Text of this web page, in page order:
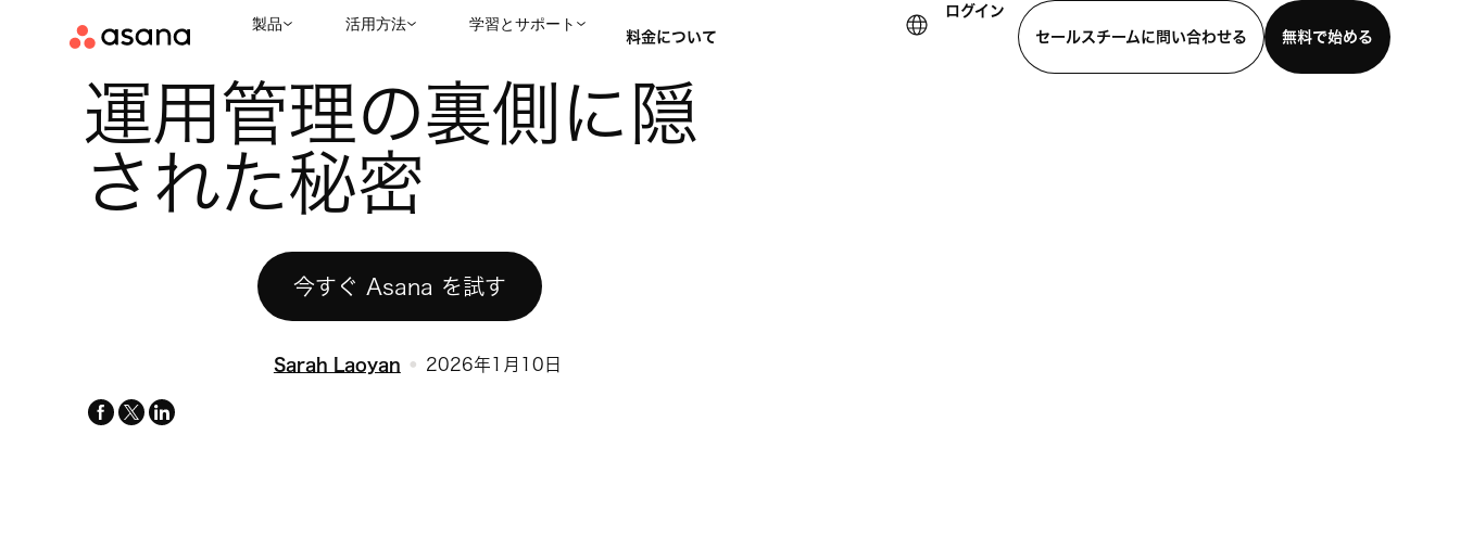
製品 活用方法 学習とサポート
料金について
ログイン
セールスチームに問い合わせる
無料で始める
運用管理の裏側に隠
された秘密
今すぐ Asana を試す
Sarah Laoyan 2026年1月10日
facebook
x-
linkedin